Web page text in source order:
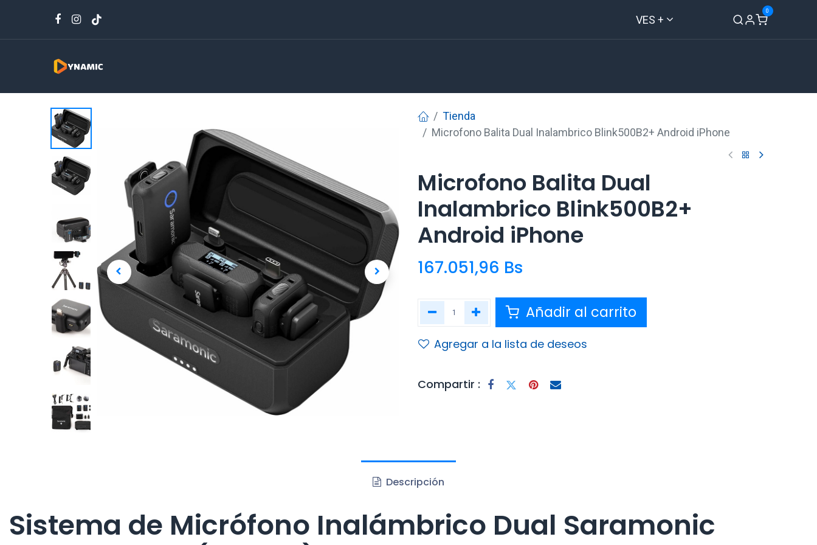
VES +
0
Tienda
Microfono Balita Dual Inalambrico Blink500B2+ Android iPhone
Microfono Balita Dual
Inalambrico Blink500B2+
Android iPhone
167.051,96 Bs
Añadir al carrito
Agregar a la lista de deseos
Compartir :
Descripción
Sistema de Micrófono Inalámbrico Dual Saramonic